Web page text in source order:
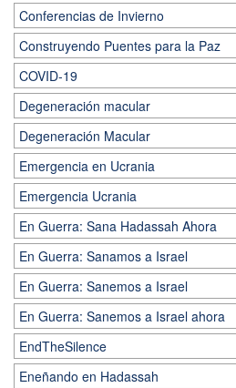
Conferencias de Invierno
Construyendo Puentes para la Paz
COVID-19
Degeneración macular
Degeneración Macular
Emergencia en Ucrania
Emergencia Ucrania
En Guerra: Sana Hadassah Ahora
En Guerra: Sanamos a Israel
En Guerra: Sanemos a Israel
En Guerra: Sanemos a Israel ahora
EndTheSilence
Eneñando en Hadassah